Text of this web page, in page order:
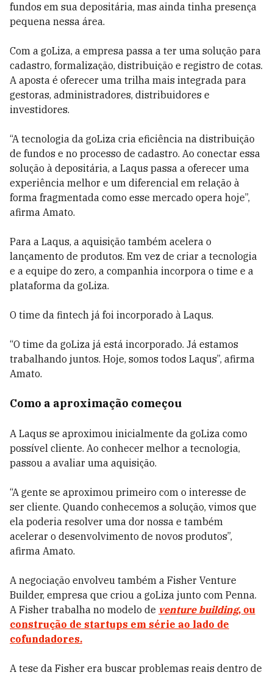
fundos em sua depositária, mas ainda tinha presença
pequena nessa área.
Com a goLiza, a empresa passa a ter uma solução para
cadastro, formalização, distribuição e registro de cotas.
A aposta é oferecer uma trilha mais integrada para
gestoras, administradores, distribuidores e
investidores.
“A tecnologia da goLiza cria eficiência na distribuição
de fundos e no processo de cadastro. Ao conectar essa
solução à depositária, a Laqus passa a oferecer uma
experiência melhor e um diferencial em relação à
forma fragmentada como esse mercado opera hoje”,
afirma Amato.
Para a Laqus, a aquisição também acelera o
lançamento de produtos. Em vez de criar a tecnologia
e a equipe do zero, a companhia incorpora o time e a
plataforma da goLiza.
O time da fintech já foi incorporado à Laqus.
“O time da goLiza já está incorporado. Já estamos
trabalhando juntos. Hoje, somos todos Laqus”, afirma
Amato.
Como a aproximação começou
A Laqus se aproximou inicialmente da goLiza como
possível cliente. Ao conhecer melhor a tecnologia,
passou a avaliar uma aquisição.
“A gente se aproximou primeiro com o interesse de
ser cliente. Quando conhecemos a solução, vimos que
ela poderia resolver uma dor nossa e também
acelerar o desenvolvimento de novos produtos”,
afirma Amato.
A negociação envolveu também a Fisher Venture
Builder, empresa que criou a goLiza junto com Penna.
A Fisher trabalha no modelo de venture building, ou
construção de startups em série ao lado de
cofundadores.
A tese da Fisher era buscar problemas reais dentro de